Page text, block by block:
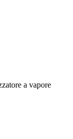
a vapore